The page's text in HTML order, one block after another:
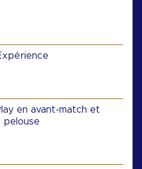
en avant-match et